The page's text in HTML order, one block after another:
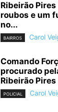
Ribeirão
roubos e um
no...
BAIRROS Carol
Comando
procurado
Ribeirão Pires
POLICIAL Carol